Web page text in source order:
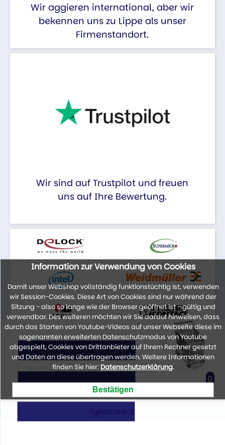
Wir aggieren international, aber wir
bekennen uns zu Lippe als unser
Firmenstandort.
Wir sind auf Trustpilot und freuen
uns auf Ihre Bewertung.
Auszug der Marken unseres Portfolios
Information zur Verwendung von Cookies
Damit unser Webshop vollständig funktionstüchtig ist, verwenden
wir Session-Cookies. Diese Art von Cookies sind nur während der
Sitzung - also so lange wie der Browser geöffnet ist - gültig und
verwendbar. Des weiteren möchten wir Sie darauf hinweisen, dass
durch das Starten von Youtube-Videos auf unser Webseite diese im
sogenannten erweiterten Datenschutzmodus von Youtube
abgespielt, Cookies von Drittanbieter auf Ihrem Rechner gesetzt
und Daten an diese übertragen werden. Weitere Informationen
finden Sie hier: Datenschutzerklärung.
0